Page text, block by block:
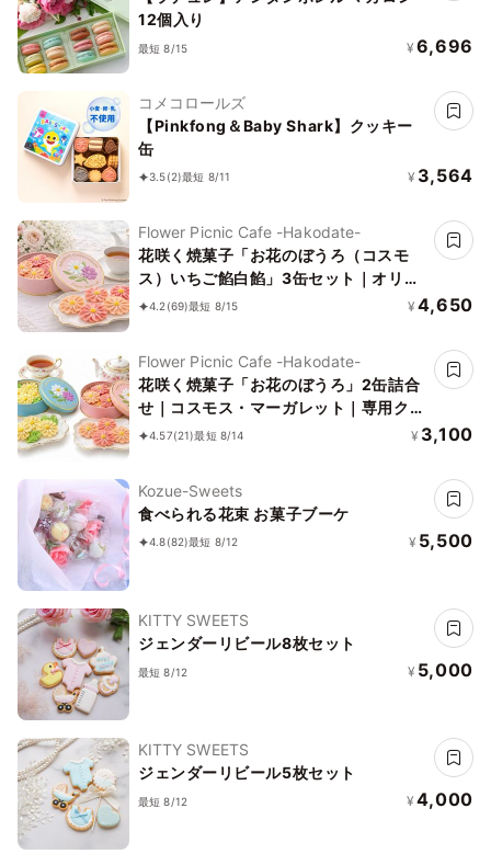
12個入り
最短 8/15 ¥ 6,696
コメコロールズ
【Pinkfong＆Baby Shark】クッキー
缶
3.5(2)最短 8/11 ¥ 3,564
Flower Picnic Cafe -Hakodate-
花咲く焼菓子「お花のぼうろ（コスモ
ス）いちご餡白餡」3缶セット｜オリジ
ナル紙袋を3枚
4.2(69)最短 8/15 ¥ 4,650
Flower Picnic Cafe -Hakodate-
花咲く焼菓子「お花のぼうろ」2缶詰合
せ｜コスモス・マーガレット｜専用クリ
アケース付き｜
4.57(21)最短 8/14 ¥ 3,100
Kozue-Sweets
食べられる花束 お菓子ブーケ
4.8(82)最短 8/12 ¥ 5,500
KITTY SWEETS
ジェンダーリビール8枚セット
最短 8/12 ¥ 5,000
KITTY SWEETS
ジェンダーリビール5枚セット
最短 8/12 ¥ 4,000